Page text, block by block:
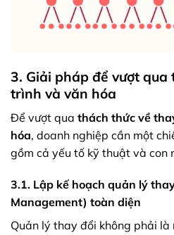
3. Giải pháp để vượt qua
trình và văn hóa
Để vượt qua thách thức về
hóa, doanh nghiệp cần một
gồm cả yếu tố kỹ thuật và con
3.1. Lập kế hoạch quản lý
Management) toàn diện
Quản lý thay đổi không phải